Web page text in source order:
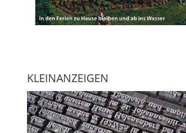
KLEINANZEIGEN